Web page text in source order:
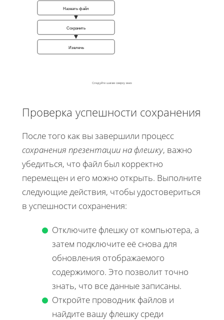
Назвать файл
Сохранить
Извлечь
Следуйте шагам сверху вниз
Проверка успешности сохранения
После того как вы завершили процесс
сохранения презентации на флешку, важно
убедиться, что файл был корректно
перемещен и его можно открыть. Выполните
следующие действия, чтобы удостовериться
в успешности сохранения:
Отключите флешку от компьютера, а
затем подключите её снова для
обновления отображаемого
содержимого. Это позволит точно
знать, что все данные записаны.
Откройте проводник файлов и
найдите вашу флешку среди